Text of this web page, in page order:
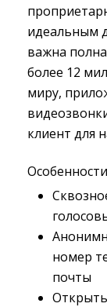
идеальным
важна
более 12
миру,
клиент для
номер
почты